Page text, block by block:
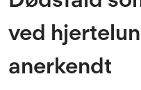
ved
anerkendt